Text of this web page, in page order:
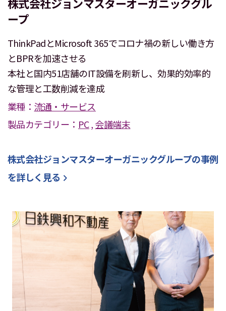
ープ
ThinkPadとMicrosoft 365でコロナ禍の新しい働き方
とBPRを加速させる
本社と国内51店舗のIT設備を刷新し、効果的効率的
な管理と工数削減を達成
業種： 流通・サービス
製品カテゴリー： PC,会議端末
株式会社ジョンマスターオーガニックグループの事例
を詳しく見る